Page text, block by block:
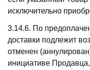
исключительно
3.14.6. По
доставки подлежит
отменен
инициативе